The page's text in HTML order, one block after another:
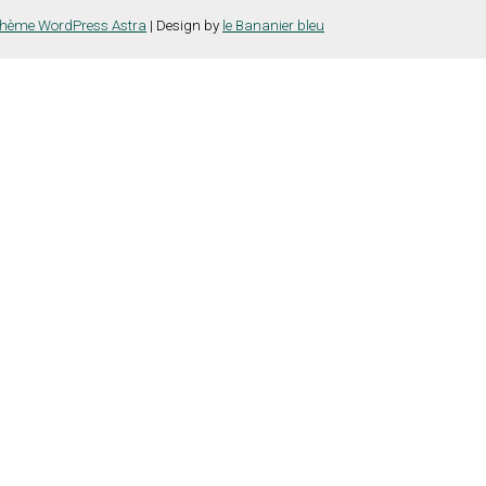
WordPress Astra | Design by le Bananier bleu